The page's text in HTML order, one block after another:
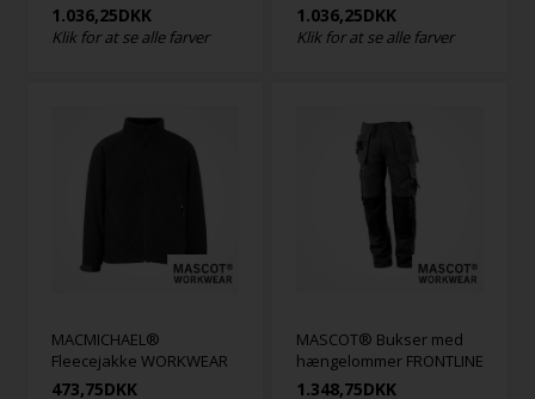
1.036,25DKK
Klik for at se alle farver
1.036,25DKK
Klik for at se alle farver
MACMICHAEL®
Fleecejakke WORKWEAR
473,75DKK
MASCOT® Bukser med
hængelommer FRONTLINE
1.348,75DKK